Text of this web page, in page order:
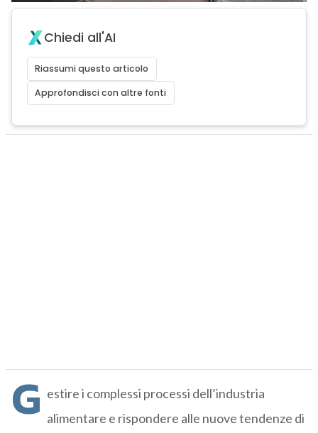
Chiedi all'AI
Riassumi questo articolo
Approfondisci con altre fonti
G estire i complessi processi dell’industria
alimentare e rispondere alle nuove tendenze di